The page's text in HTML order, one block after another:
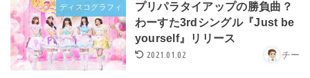
ディスコグラフィ
プリパラタイアップの勝負曲？
わーすた3rdシングル『Just be
yourself』リリース
2021.01.02 チー